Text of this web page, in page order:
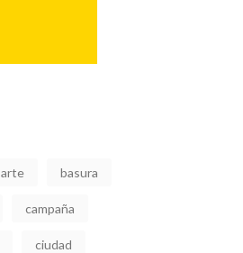
arte basura
campaña
ciudad